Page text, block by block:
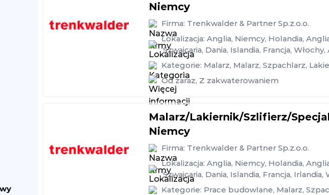
Niemcy
Firma: Trenkwalder & Partner Sp.z.o.o.
Lokalizacja: Anglia, Niemcy, Holandia,
, Szwajcaria, Dania, Islandia, Francja, Włochy,
Kategorie: Malarz, Malarz, Szpachlarz,
Od zaraz, Z zakwaterowaniem
Malarz/Lakiernik/Szlifierz/
Niemcy
Firma: Trenkwalder & Partner Sp.z.o.o.
Lokalizacja: Anglia, Niemcy, Holandia,
, Szwajcaria, Dania, Islandia, Francja, Irlandia,
Kategorie: Prace budowlane, Malarz,